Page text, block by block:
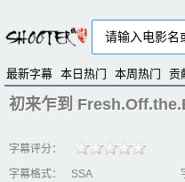
最新字幕 本日热门 本周热门 贡
初来乍到
字幕评分：
字幕格式：
SSA